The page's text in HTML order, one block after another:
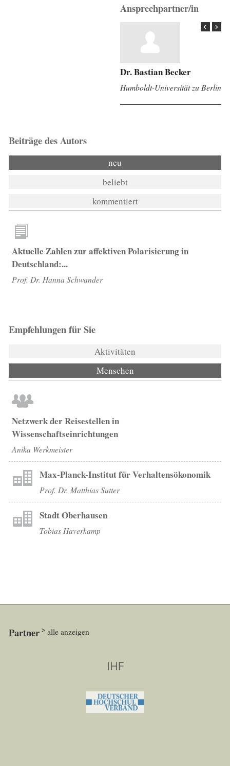
Ansprechpartner/in
Dr. Bastian Becker
Humboldt-Universität zu Berlin
Beiträge des Autors
neu
beliebt
kommentiert
Aktuelle Zahlen zur affektiven Polarisierung in
Deutschland:...
Prof. Dr. Hanna Schwander
Empfehlungen für Sie
Aktivitäten
Menschen
Netzwerk der Reisestellen in
Wissenschaftseinrichtungen
Anika Werkmeister
Max-Planck-Institut für Verhaltensökonomik
Prof. Dr. Matthias Sutter
Stadt Oberhausen
Tobias Haverkamp
Partner alle anzeigen